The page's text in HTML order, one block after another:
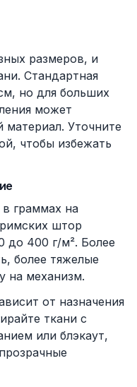
размеров, и
Стандартная
но для больших
может
материал. Уточните
чтобы избежать
в граммах на
штор
до 400 г/м². Более
более тяжелые
на механизм.
от назначения
ткани с
или блэкаут,